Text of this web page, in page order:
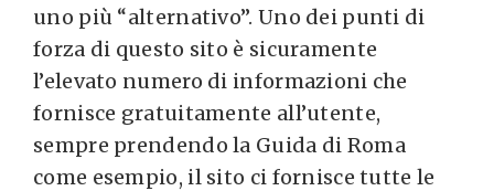
uno più “alternativo”. Uno dei punti di
forza di questo sito è sicuramente
l’elevato numero di informazioni che
fornisce gratuitamente all’utente,
sempre prendendo la Guida di Roma
come esempio, il sito ci fornisce tutte le